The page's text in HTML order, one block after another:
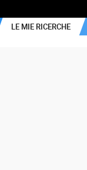
LE MIE RICERCHE